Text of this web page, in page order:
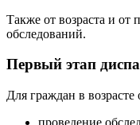
Также от возраста и от
обследований.
Первый этап
Для граждан в возрасте
проведение